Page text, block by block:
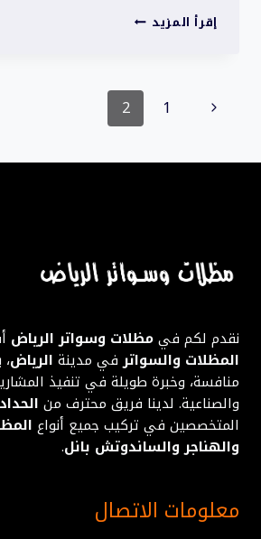
إقرأ المزيد أفضل
تصميم
عصري
مناسبة
تنقل
الصفحة
الصفحة
1
2
نقدم لكم فيمظلات وسواتر الرياض
المظلات والسواترفي مدينة الرياض
منافسة، وخبرة طويلة في تنفيذ
والصناعية. لدينا فريق محترف من
المتخصصين في تركيب جميع أنواع
والهناجر والساندوتش بانل.
معلومات الاتصال